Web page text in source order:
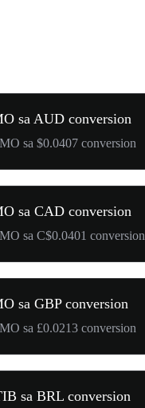
sa AUD conversion
sa $0.0407 conversion
sa CAD conversion
sa C$0.0401 conversion
sa GBP conversion
sa £0.0213 conversion
sa BRL conversion